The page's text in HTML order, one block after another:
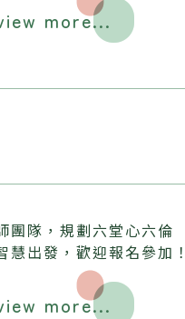
more...
團隊，規劃六堂心六倫
慧出發，歡迎報名參加！
more...